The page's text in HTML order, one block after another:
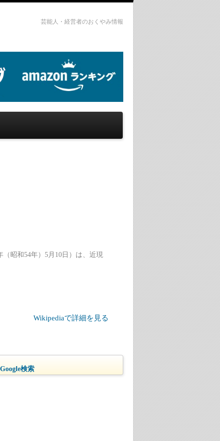
芸能人・経営者のおくやみ情報
（昭和54年）5月10日）は、近現
Wikipediaで詳細を見る
検索